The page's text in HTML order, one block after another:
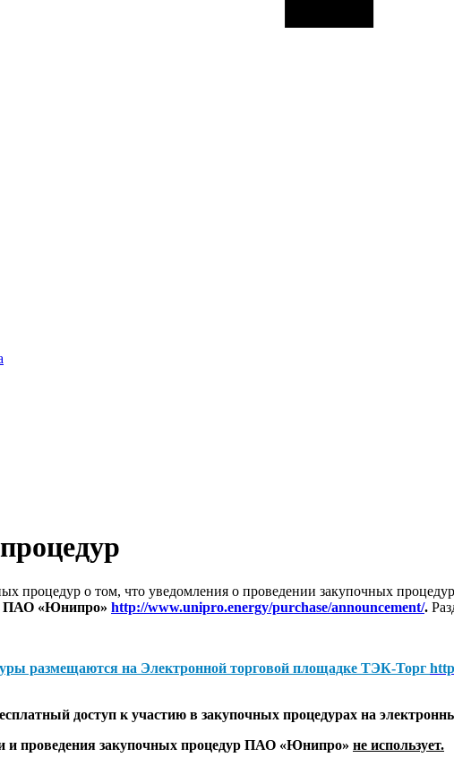
процедур о том, что уведомления о проведении закупочных
ПАО «Юнипро» http://www.unipro.energy/purchase/announcement/.
размещаются на Электронной торговой площадке ТЭК-Торг
доступ к участию в закупочных процедурах на
и проведения закупочных процедур ПАО «Юнипро» не использует.